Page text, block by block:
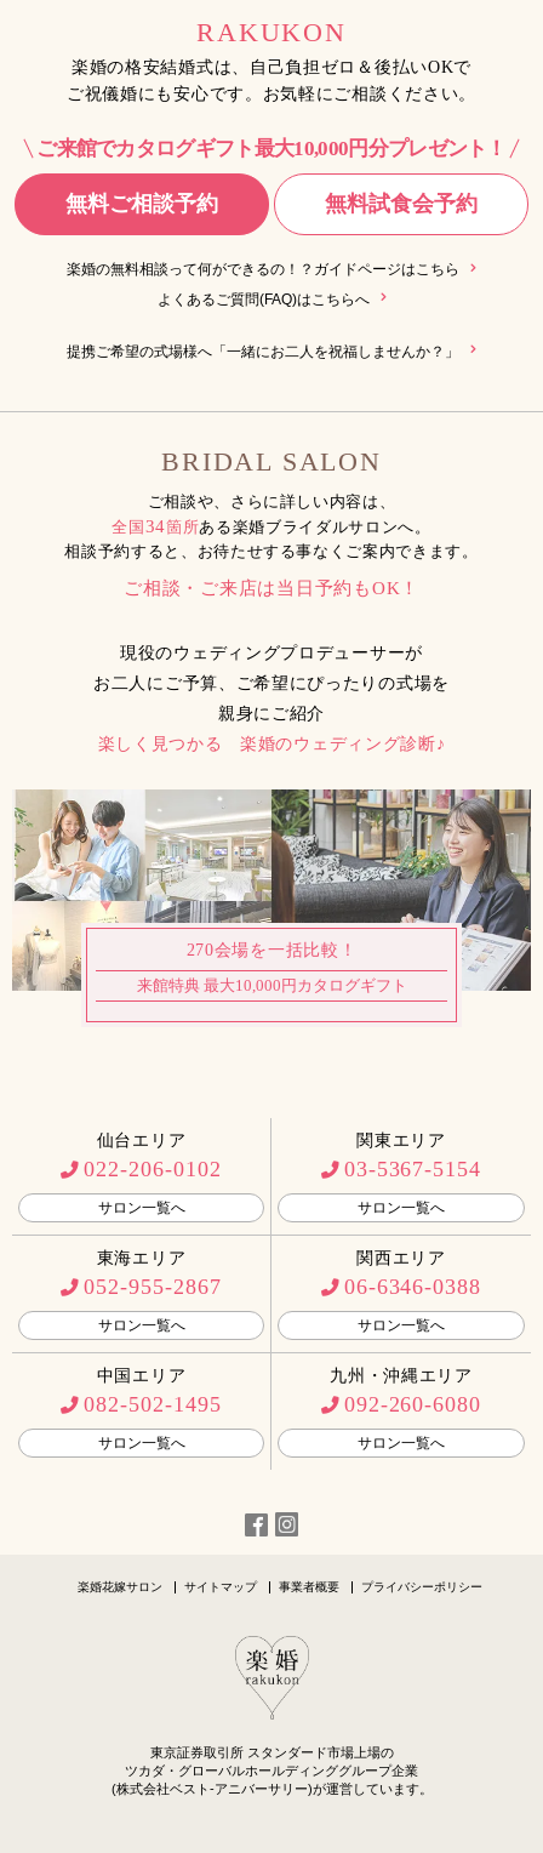
RAKUKON
楽婚の格安結婚式は、自己負担ゼロ＆後払いOKで
ご祝儀婚にも安心です。お気軽にご相談ください。
ご来館でカタログギフト最大10,000円分プレゼント！
無料ご相談予約 無料試食会予約
楽婚の無料相談って何ができるの！？ガイドページはこちら
よくあるご質問(FAQ)はこちらへ
提携ご希望の式場様へ「一緒にお二人を祝福しませんか？」
BRIDAL SALON
ご相談や、さらに詳しい内容は、
全国34箇所ある楽婚ブライダルサロンへ。
相談予約すると、お待たせする事なくご案内できます。
ご相談・ご来店は当日予約もOK！
現役のウェディングプロデューサーが
お二人にご予算、ご希望にぴったりの式場を
親身にご紹介
楽しく見つかる 楽婚のウェディング診断♪
270会場を一括比較！
来館特典 最大10,000円カタログギフト
仙台エリア
022-206-0102
サロン一覧へ
関東エリア
03-5367-5154
サロン一覧へ
東海エリア
052-955-2867
サロン一覧へ
関西エリア
06-6346-0388
サロン一覧へ
中国エリア
082-502-1495
サロン一覧へ
九州・沖縄エリア
092-260-6080
サロン一覧へ
楽婚花嫁サロン サイトマップ 事業者概要 プライバシーポリシー
東京証券取引所 スタンダード市場上場の
ツカダ・グローバルホールディンググループ企業
(株式会社ベスト-アニバーサリー)が運営しています。